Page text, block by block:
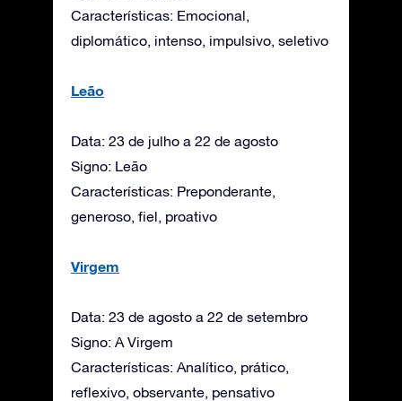
Características: Emocional,
diplomático, intenso, impulsivo, seletivo
Leão
Data: 23 de julho a 22 de agosto
Signo: Leão
Características: Preponderante,
generoso, fiel, proativo
Virgem
Data: 23 de agosto a 22 de setembro
Signo: A Virgem
Características: Analítico, prático,
reflexivo, observante, pensativo